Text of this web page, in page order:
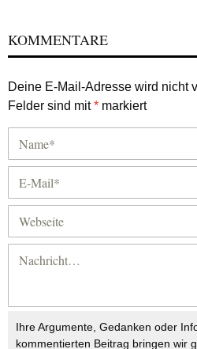
KOMMENTARE
Deine E-Mail-Adresse wird nicht
Felder sind mit* markiert
Ihre Argumente, Gedanken oder
kommentierten Beitrag bringen wir